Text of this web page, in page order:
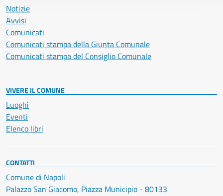
Notizie
Avvisi
Comunicati
Comunicati stampa della Giunta Comunale
Comunicati stampa del Consiglio Comunale
VIVERE IL COMUNE
Luoghi
Eventi
Elenco libri
CONTATTI
Comune di Napoli
Palazzo San Giacomo, Piazza Municipio - 80133